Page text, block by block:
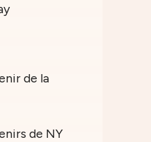
de la
de NY